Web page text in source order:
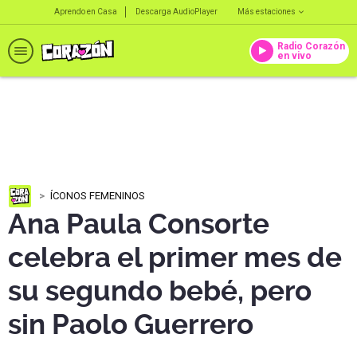
Aprendo en Casa Descarga AudioPlayer Más estaciones
Radio Corazón
en vivo
ÍCONOS FEMENINOS
Ana Paula Consorte
celebra el primer mes de
su segundo bebé, pero
sin Paolo Guerrero